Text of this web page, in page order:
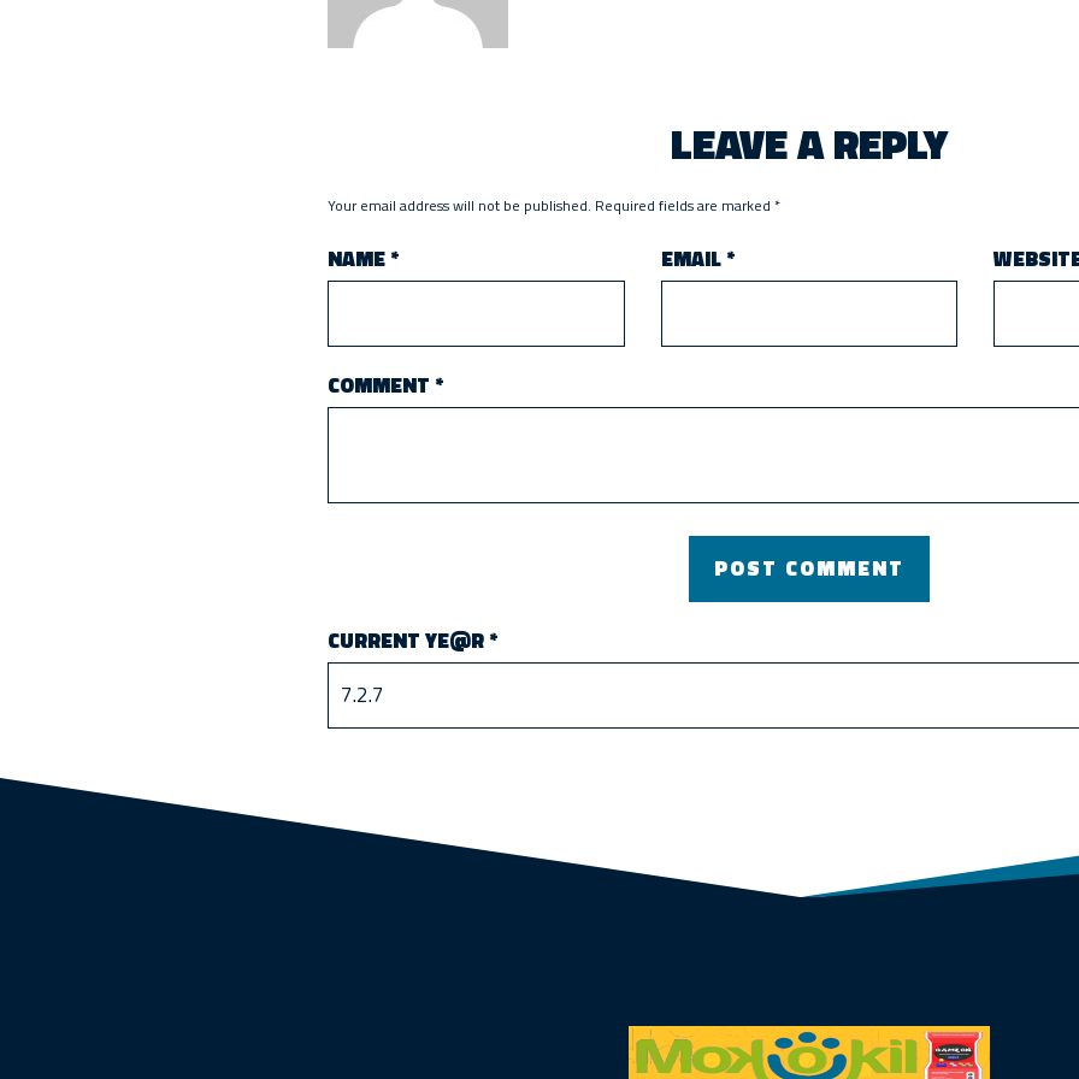
LEAVE A REPLY
Your email address will not be published. Required fields are marked *
NAME* EMAIL*
COMMENT *
CURRENT YE@R*